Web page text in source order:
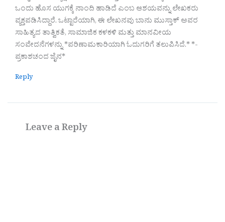
ಒಂದು ಹೊಸ ಯುಗಕ್ಕೆ ನಾಂದಿ ಹಾಡಿದೆ ಎಂಬ ಆಶಯವನ್ನು ಲೇಖಕರು
ವ್ಯಕ್ತಪಡಿಸಿದ್ದಾರೆ. ಒಟ್ಟಾರೆಯಾಗಿ, ಈ ಲೇಖನವು ಬಾನು ಮುಸ್ತಾಕ್ ಅವರ
ಸಾಹಿತ್ಯದ ತಾತ್ವಿಕತೆ, ಸಾಮಾಜಿಕ ಕಳಕಳಿ ಮತ್ತು ಮಾನವೀಯ
ಸಂವೇದನೆಗಳನ್ನು *ಪರಿಣಾಮಕಾರಿಯಾಗಿ ಓದುಗರಿಗೆ ತಲುಪಿಸಿದೆ.* *-
ಪ್ರಕಾಶಚಂದ ಜೈನ*
Reply
Leave a Reply